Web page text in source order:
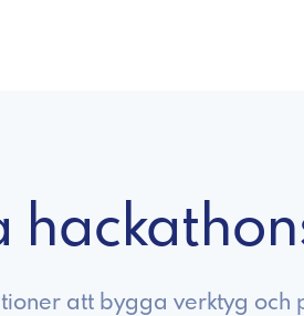
att bygga verktyg